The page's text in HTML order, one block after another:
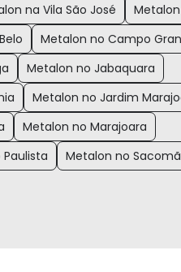
na Vila São José
Metalon no Campo
Metalon no Jabaquara
Metalon no Jardim
Metalon no Marajoara
Metalon no Sacomã